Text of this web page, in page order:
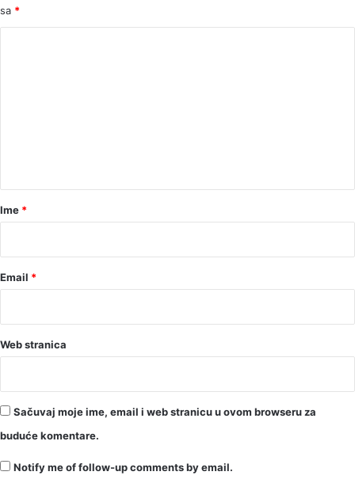
sa *
r
Ime *
Email *
Web stranica
Sačuvaj moje ime, email i web stranicu u ovom browseru za
buduće komentare.
Notify me of follow-up comments by email.